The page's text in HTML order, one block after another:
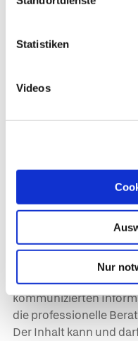
Statistiken
Videos
Nur
Dr. med. Katja Flieger,
Schäffler. Trias,
Wichtiger Hinweis:
wissenschaftlichen
Mediziner*innen
kommunizierten
die professionelle
Der Inhalt kann und